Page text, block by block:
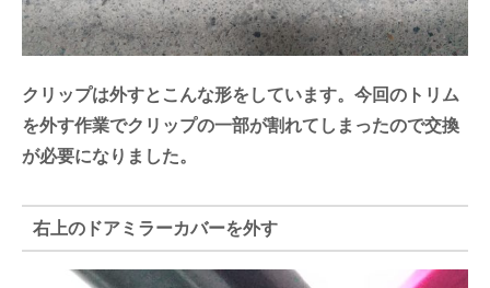
クリップは外すとこんな形をしています。今回のトリム
を外す作業でクリップの一部が割れてしまったので交換
が必要になりました。
右上のドアミラーカバーを外す